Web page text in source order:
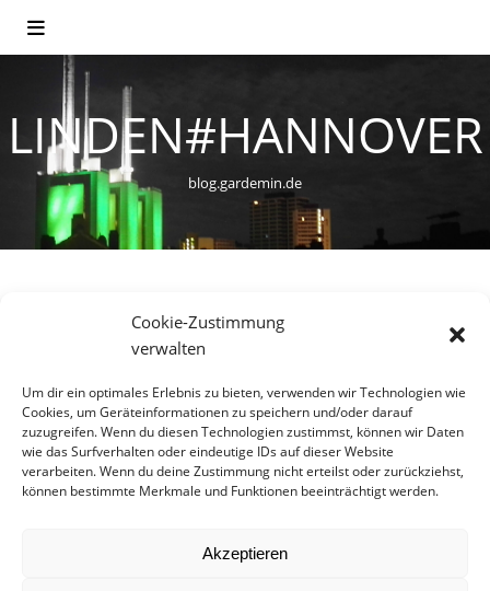
Cookie-Zustimmung
verwalten
Um dir ein optimales Erlebnis zu bieten, verwenden wir Technologien wie
Cookies, um Geräteinformationen zu speichern und/oder darauf
zuzugreifen. Wenn du diesen Technologien zustimmst, können wir Daten
wie das Surfverhalten oder eindeutige IDs auf dieser Website
verarbeiten. Wenn du deine Zustimmung nicht erteilst oder zurückziehst,
können bestimmte Merkmale und Funktionen beeinträchtigt werden.
Akzeptieren
LINDEN#HANNOVER
blog.gardemin.de
WOHNEN
– Die Wasserstadt Limmer
10. März 2014
der fast vollständig abgerissenen Industrieanlagen der